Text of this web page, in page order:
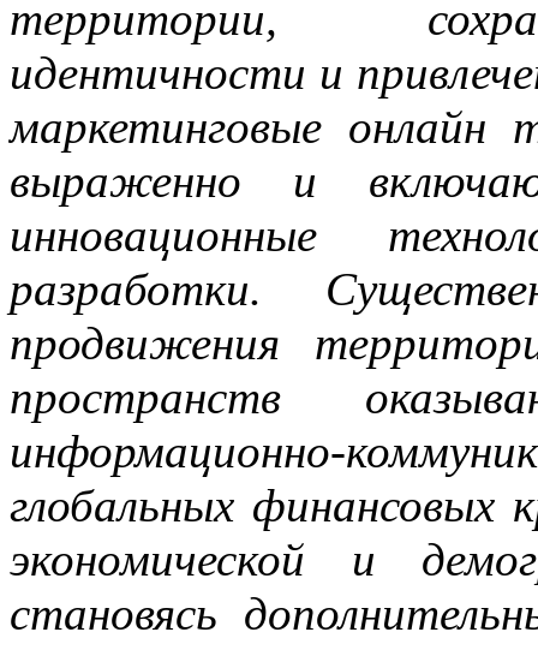
территории,
идентичности и
маркетинговые онлайн
выраженно и
инновационные
разработки.
продвижения
пространств
информационно-
глобальных финансовых
экономической и
становясь